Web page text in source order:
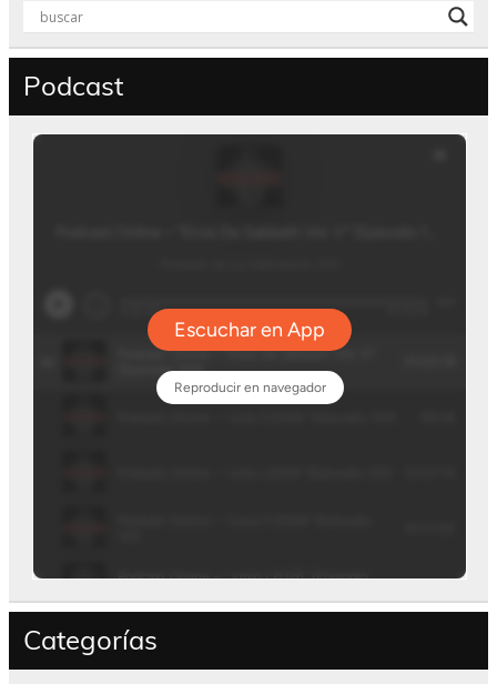
Podcast
Categorías